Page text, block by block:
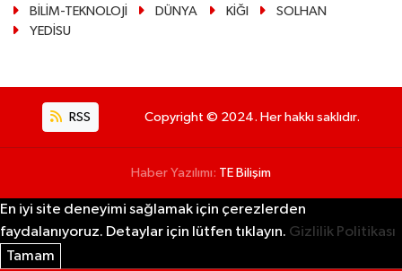
BİLİM-TEKNOLOJİ
DÜNYA KİĞI
SOLHAN
YEDİSU
RSS Copyright © 2024. Her hakkı saklıdır.
Haber Yazılımı: TE Bilişim
En iyi site deneyimi sağlamak için çerezlerden
faydalanıyoruz. Detaylar için lütfen tıklayın. Gizlilik Politikası
Tamam